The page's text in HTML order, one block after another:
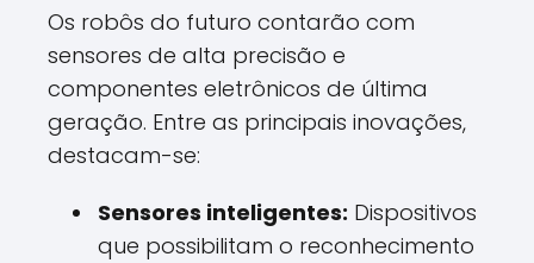
Os robôs do futuro contarão com
sensores de alta precisão e
componentes eletrônicos de última
geração. Entre as principais inovações,
destacam-se:
Sensores inteligentes: Dispositivos
que possibilitam o reconhecimento